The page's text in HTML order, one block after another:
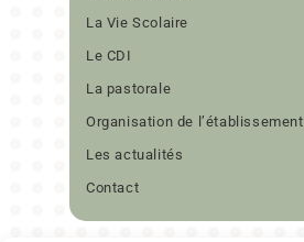
La Vie Scolaire
Le CDI
La pastorale
Organisation de l’établissement
Les actualités
Contact